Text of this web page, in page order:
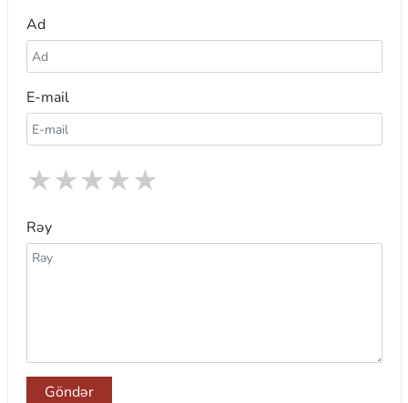
Ad
E-mail
★
★
★
★
★
Rəy
Göndər